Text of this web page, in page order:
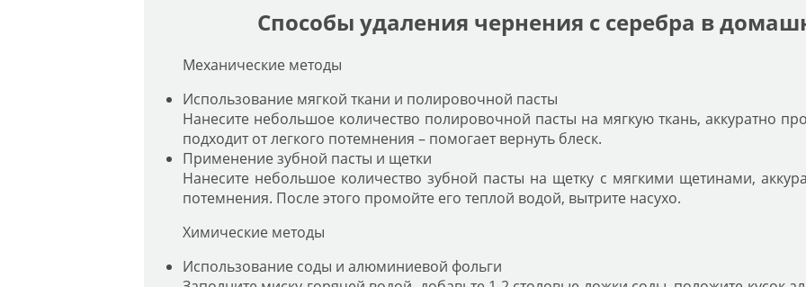
Способы удаления чернения с серебра в
Механические методы
Использование мягкой ткани и полировочной пасты
Нанесите небольшое количество полировочной пасты на мягкую ткань, аккуратно
подходит от легкого потемнения – помогает вернуть блеск.
Применение зубной пасты и щетки
Нанесите небольшое количество зубной пасты на щетку с мягкими щетинами,
потемнения. После этого промойте его теплой водой, вытрите насухо.
Химические методы
Использование соды и алюминиевой фольги